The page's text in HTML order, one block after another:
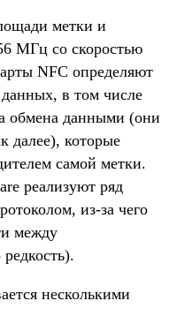
метки и
МГц со скоростью
NFC определяют
данных, в том числе
обмена данными (они
далее), которые
самой метки.
реализуют ряд
из-за чего
между
несколькими